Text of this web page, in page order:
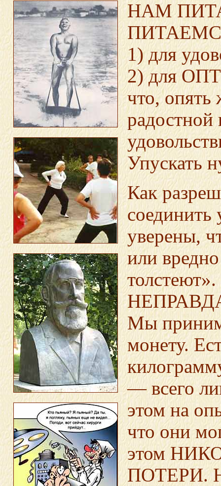
НАМ
1) для
2) для
что, опять
Упускать
Как
соединить
уверены,
или
Мы
монету.
— всего
этом на
что они
этом
ПОТЕРИ.